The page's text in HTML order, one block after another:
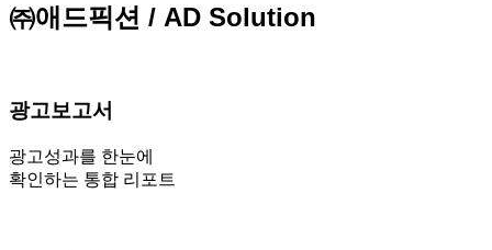
㈜애드픽션 / AD Solution
광고보고서
광고성과를 한눈에
확인하는 통합 리포트